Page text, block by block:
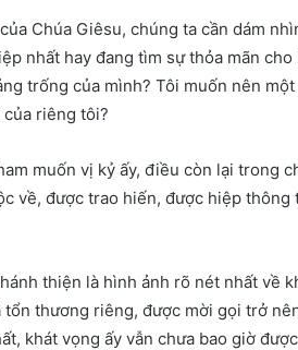
Chúa Giêsu, chúng ta cần dám
nhất hay đang tìm sự thỏa mãn
trống của mình? Tôi muốn nên
riêng tôi?
muốn vị kỷ ấy, điều còn lại trong
về, được trao hiến, được hiệp
thiện là hình ảnh rõ nét nhất về
thương riêng, được mời gọi trở
khát vọng ấy vẫn chưa bao giờ